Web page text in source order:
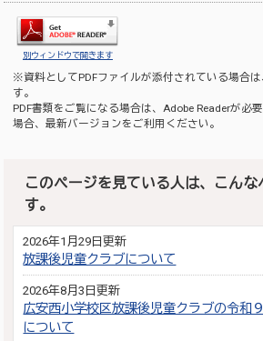
別ウィンドウで開きます
※資料としてPDFファイルが添付されている場合
す。
PDF書類をご覧になる場合は、Adobe Readerが必
場合、最新バージョンをご利用ください。
このページを見ている人は、こんな
す。
2026年1月29日更新
放課後児童クラブについて
2026年8月3日更新
広安西小学校区放課後児童クラブの令和
について